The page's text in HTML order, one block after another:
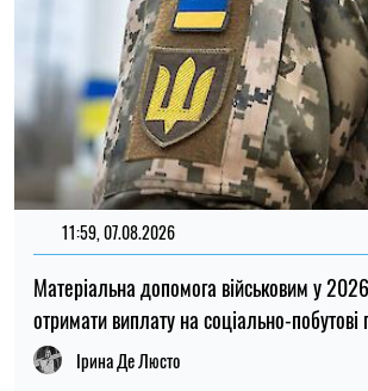
20:27, 06.08.2026